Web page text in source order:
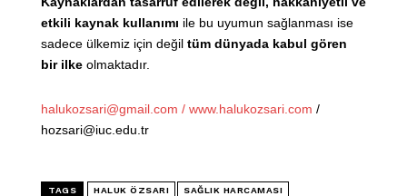
etkili kaynak kullanımı ile bu uyumun sağlanması ise
sadece ülkemiz için değil tüm dünyada kabul gören
bir ilke olmaktadır.
halukozsari@gmail.com / www.halukozsari.com /
hozsari@iuc.edu.tr
TAGS HALUK ÖZSARI SAĞLIK HARCAMASI